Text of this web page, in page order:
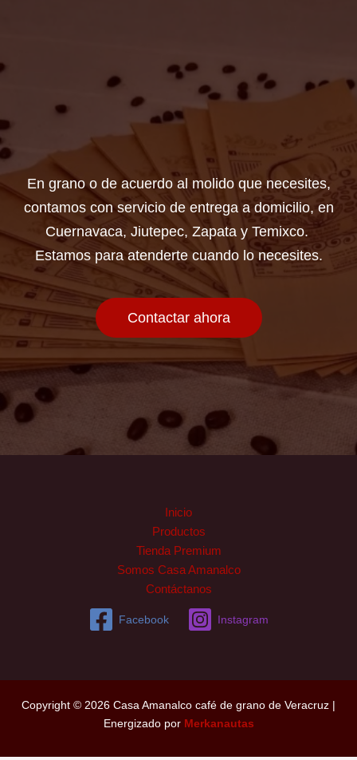
En grano o de acuerdo al molido que necesites,
contamos con servicio de entrega a domicilio, en
Cuernavaca, Jiutepec, Zapata y Temixco.
Estamos para atenderte cuando lo necesites.
Contactar ahora
Inicio
Productos
Tienda Premium
Somos Casa Amanalco
Contáctanos
Facebook Instagram
Copyright © 2026 Casa Amanalco café de grano de Veracruz |
Energizado por Merkanautas